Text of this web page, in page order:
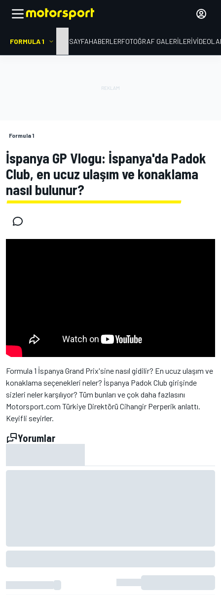
FORMULA 1 ANA SAYFAHABERLERFOTOĞRAF GALERILERI
Formula 1
İspanya GP Vlogu: İspanya'da Padok
Club, en ucuz ulaşım ve konaklama
nasıl bulunur?
Formula 1 İspanya Grand Prix'sine nasıl gidilir? En ucuz ulaşım ve
konaklama seçenekleri neler? İspanya Padok Club girişinde
sizleri neler karşılıyor? Tüm bunları ve çok daha fazlasını
Motorsport.com Türkiye Direktörü Cihangir Perperik anlattı.
Keyifli seyirler.
Yorumlar